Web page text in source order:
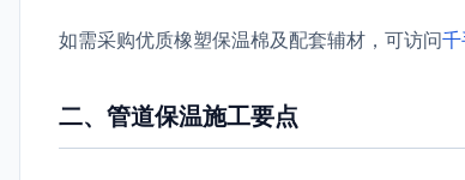
如需采购优质橡塑保温棉及配套辅材，可访问
二、管道保温施工要点